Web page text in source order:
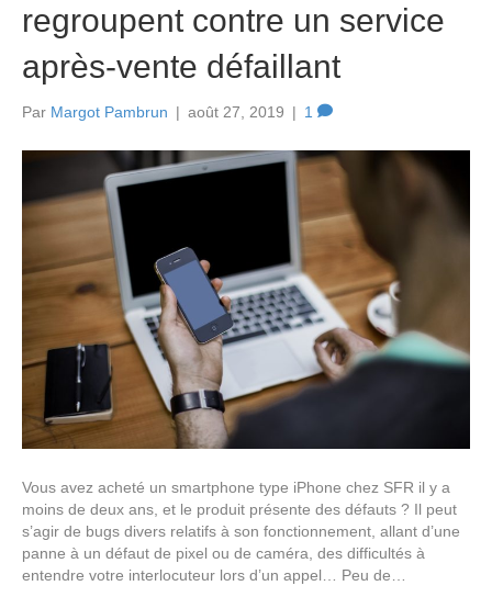
regroupent contre un service
après-vente défaillant
Par Margot Pambrun | août 27, 2019 | 1
Vous avez acheté un smartphone type iPhone chez SFR il y a
moins de deux ans, et le produit présente des défauts ? Il peut
s’agir de bugs divers relatifs à son fonctionnement, allant d’une
panne à un défaut de pixel ou de caméra, des difficultés à
entendre votre interlocuteur lors d’un appel… Peu de…